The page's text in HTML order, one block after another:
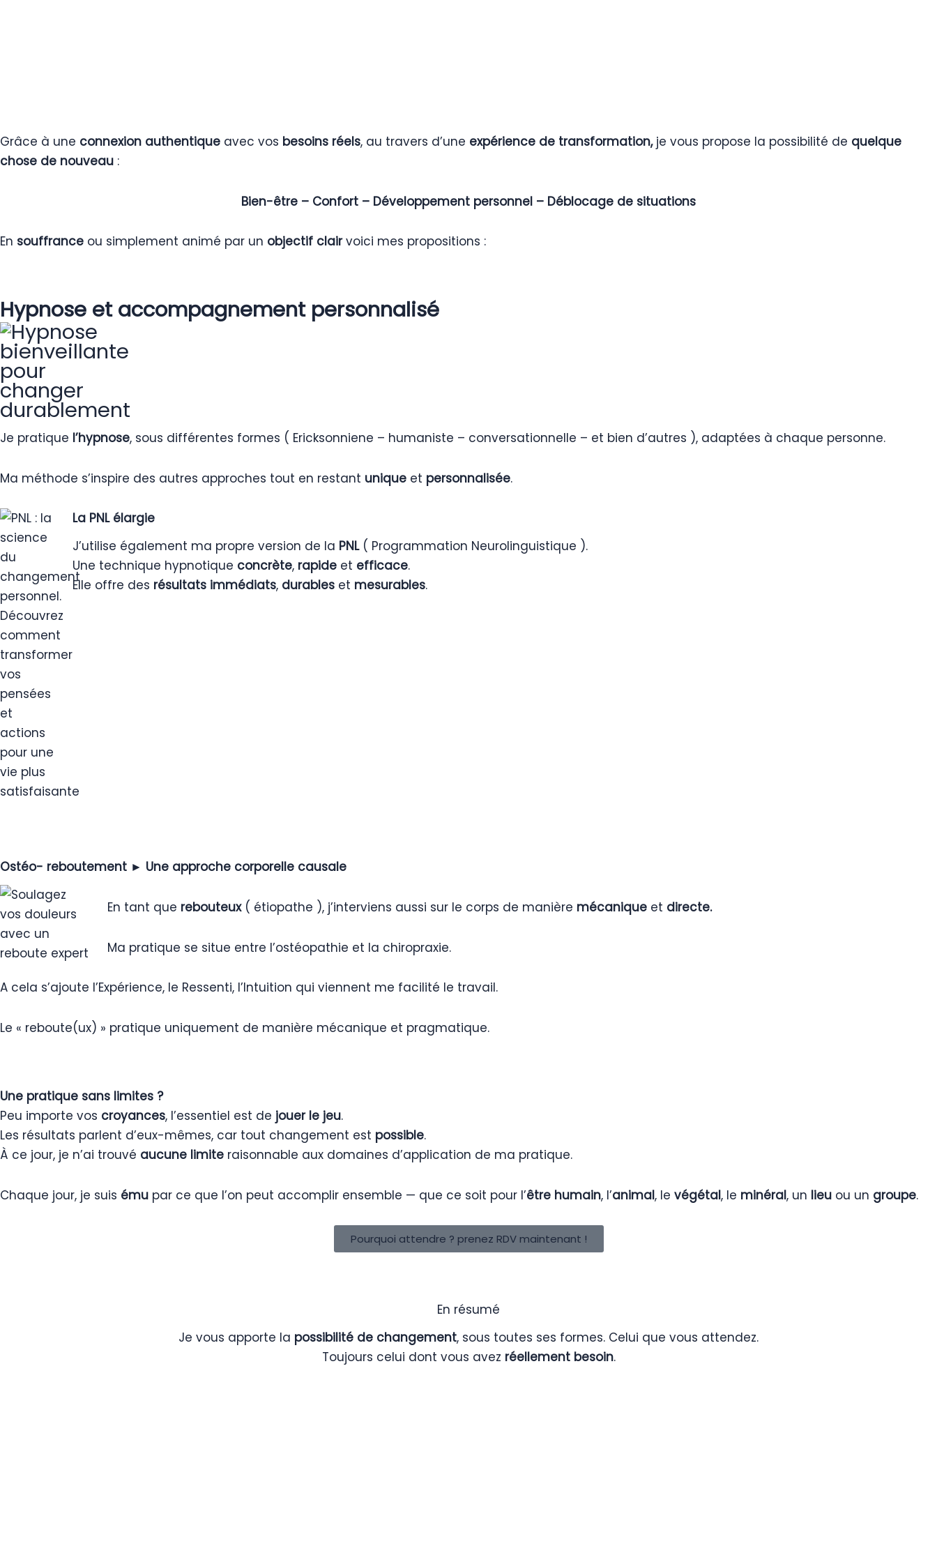
Grâce à une connexion authentique avec vos besoins réels, au travers d’une expérience de transformation,je vous propose la possibilité de quelque
chose de nouveau :
Bien-être – Confort – Développement personnel – Déblocage de situations
En souffrance ou simplement animé par un objectif clairvoici mes propositions :
Hypnose et accompagnement personnalisé
Je pratique l’hypnose, sous différentes formes ( Ericksonniene – humaniste – conversationnelle – et bien d’autres ), adaptées à chaque personne.
Ma méthode s’inspire des autres approches tout en restant unique et personnalisée.
La PNL élargie
J’utilise également ma propre version de la PNL( Programmation Neurolinguistique ).
Une technique hypnotique concrète, rapideet efficace.
Elle offre des résultats immédiats, durableset mesurables.
Ostéo- reboutement ► Une approche corporelle causale
En tant que rebouteux ( étiopathe ), j’interviens aussi sur le corps de manière mécaniqueet directe.
Ma pratique se situe entre l’ostéopathie et la chiropraxie.
A cela s’ajoute l’Expérience, le Ressenti, l’Intuition qui viennent me facilité le travail.
Le « reboute(ux) » pratique uniquement de manière mécanique et pragmatique.
Une pratique sans limites ?
Peu importe vos croyances, l’essentiel est de jouer le jeu.
Les résultats parlent d’eux-mêmes, car tout changement est possible.
À ce jour, je n’ai trouvé aucune limite raisonnable aux domaines d’application de ma pratique.
Chaque jour, je suis ému par ce que l’on peut accomplir ensemble — que ce soit pour l’être humain, l’animal, le végétal, le minéral, un lieu ou un groupe.
Pourquoi attendre ? prenez RDV maintenant !
En résumé
Je vous apporte la possibilité de changement, sous toutes ses formes. Celui que vous attendez.
Toujours celui dont vous avez réellement besoin.